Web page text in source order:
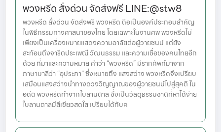
พวงหรีด สั่งด่วน จัดส่งฟรี LINE:@stw8
พวงหรีด สั่งด่วน จัดส่งฟรี พวงหรีด ถือเป็นองค์ประกอบสำคัญ
ในพิธีกรรมทางศาสนาของไทย โดยเฉพาะในงานศพ พวงหรีดไม่
เพียงเป็นเครื่องหมายแสดงความอาลัยต่อผู้วายชนม์ แต่ยัง
สะท้อนถึงจารีตประเพณี วัฒนธรรม และความเชื่อของคนไทยอีก
ด้วย ที่มาและความหมาย คำว่า “พวงหรีด” มีรากศัพท์มาจาก
ภาษาบาลีว่า “อุประภา” ซึ่งหมายถึง แสงสว่าง พวงหรีดจึงเปรียบ
เสมือนแสงสว่างนำทางดวงวิญญาณของผู้วายชนม์ไปสู่สุคติ ใน
อดีต พวงหรีดทำจากใบลานตาล ซึ่งเป็นวัสดุธรรมชาติที่หาได้ง่าย
ใบลานตาลมีสีเขียวสดใส เปรียบได้กับค